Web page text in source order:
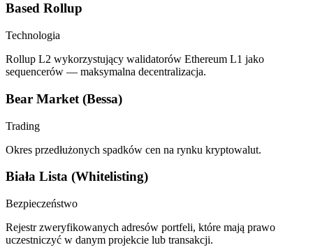
Based Rollup
Technologia
Rollup L2 wykorzystujący walidatorów Ethereum L1 jako
sequencerów — maksymalna decentralizacja.
Bear Market (Bessa)
Trading
Okres przedłużonych spadków cen na rynku kryptowalut.
Biała Lista (Whitelisting)
Bezpieczeństwo
Rejestr zweryfikowanych adresów portfeli, które mają prawo
uczestniczyć w danym projekcie lub transakcji.